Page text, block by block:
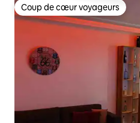
Coup de cœur voyageurs
Coup de cœur voyageurs